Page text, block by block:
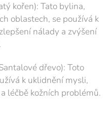
kořen): Tato bylina,
oblastech, se používá k
nálady a zvýšení
dřevo): Toto
k uklidnění mysli,
léčbě kožních problémů.